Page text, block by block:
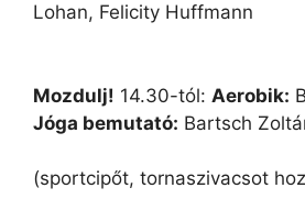
Lohan, Felicity Huffmann
Mozdulj! 14.30-tól: Aerobik:
Jóga bemutató: Bartsch
(sportcipőt, tornaszivacsot